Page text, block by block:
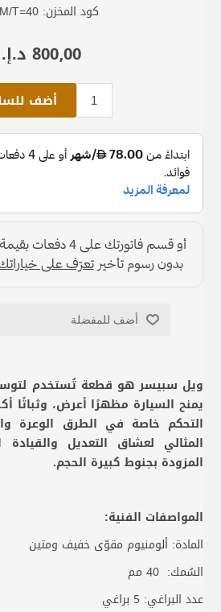
كود المخزن: T=40
800٫00 د.إ.‏
أضف
أضف للمفضلة
ويل سبيسر هو قطعة تُستخدم
يمنح السيارة مظهرًا أعرض، وثباتًا
التحكم خاصة في الطرق الوعرة
المثالي لعشاق التعديل والقيادة
المزودة بجنوط كبيرة الحجم.
المواصفات الفنية:
المادة: ألومنيوم مقوّى خفيف ومتين
السُمك: 40 مم
عدد البراغي: 5 براغي